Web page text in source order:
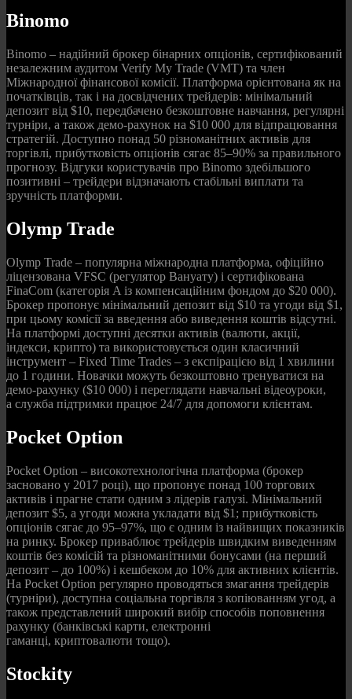
Binomo
Binomo – надійний брокер бінарних опціонів, сертифікований
незалежним аудитом Verify My Trade (VMT) та член
Міжнародної фінансової комісії. Платформа орієнтована як на
початківців, так і на досвідчених трейдерів: мінімальний
депозит від $10, передбачено безкоштовне навчання, регулярні
турніри, а також демо-рахунок на $10 000 для відпрацювання
стратегій. Доступно понад 50 різноманітних активів для
торгівлі, прибутковість опціонів сягає 85–90% за правильного
прогнозу. Відгуки користувачів про Binomo здебільшого
позитивні – трейдери відзначають стабільні виплати та
зручність платформи.
Olymp Trade
Olymp Trade – популярна міжнародна платформа, офіційно
ліцензована VFSC (регулятор Вануату) і сертифікована
FinaCom (категорія A із компенсаційним фондом до $20 000).
Брокер пропонує мінімальний депозит від $10 та угоди від $1,
при цьому комісії за введення або виведення коштів відсутні.
На платформі доступні десятки активів (валюти, акції,
індекси, крипто) та використовується один класичний
інструмент – Fixed Time Trades – з експірацією від 1 хвилини
до 1 години. Новачки можуть безкоштовно тренуватися на
демо-рахунку ($10 000) і переглядати навчальні відеоуроки,
а служба підтримки працює 24/7 для допомоги клієнтам.
Pocket Option
Pocket Option – високотехнологічна платформа (брокер
засновано у 2017 році), що пропонує понад 100 торгових
активів і прагне стати одним з лідерів галузі. Мінімальний
депозит $5, а угоди можна укладати від $1; прибутковість
опціонів сягає до 95–97%, що є одним із найвищих показників
на ринку. Брокер приваблює трейдерів швидким виведенням
коштів без комісій та різноманітними бонусами (на перший
депозит – до 100%) і кешбеком до 10% для активних клієнтів.
На Pocket Option регулярно проводяться змагання трейдерів
(турніри), доступна соціальна торгівля з копіюванням угод, а
також представлений широкий вибір способів поповнення
рахунку (банківські карти, електронні
гаманці, криптовалюти тощо).
Stockity